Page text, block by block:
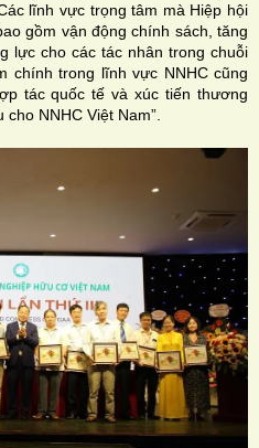
lĩnh vực trọng tâm mà Hiệp hội
gồm vận động chính sách, tăng
lực cho các tác nhân trong chuỗi
chính trong lĩnh vực NNHC cũng
tác quốc tế và xúc tiến thương
NNHC Việt Nam”.